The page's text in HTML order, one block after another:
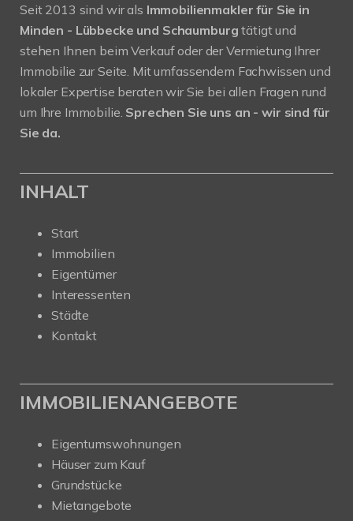
Seit 2013 sind wir als Immobilienmakler für Sie in
Minden - Lübbecke und Schaumburgtätigt und
stehen Ihnen beim Verkauf oder der Vermietung Ihrer
Immobilie zur Seite. Mit umfassendem Fachwissen und
lokaler Expertise beraten wir Sie bei allen Fragen rund
um Ihre Immobilie. Sprechen Sie uns an - wir sind für
Sie da.
INHALT
Start
Immobilien
Eigentümer
Interessenten
Städte
Kontakt
IMMOBILIENANGEBOTE
Eigentumswohnungen
Häuser zum Kauf
Grundstücke
Mietangebote